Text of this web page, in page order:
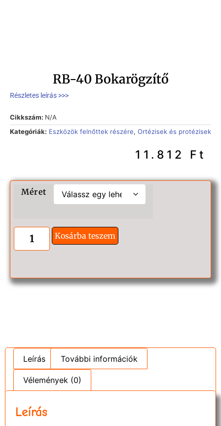
RB-40 Bokarögzítő
Részletes leírás >>>
Cikkszám: N/A
Kategóriák: Eszközök felnőttek részére, Ortézisek és protézisek
11.812 Ft
Méret
Kosárba teszem
Leírás További információk
Vélemények (0)
Leírás